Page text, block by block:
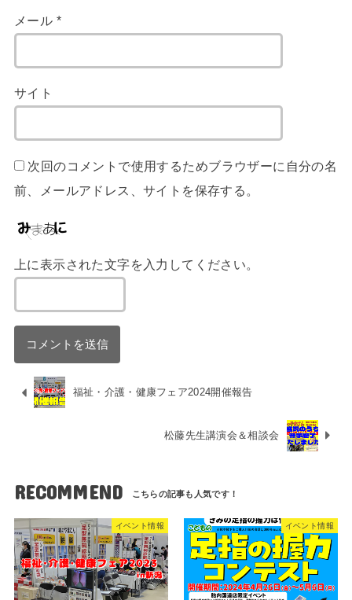
メール *
サイト
次回のコメントで使用するためブラウザーに自分の名
前、メールアドレス、サイトを保存する。
上に表示された文字を入力してください。
福祉・介護・健康フェア2024開催報告
松藤先生講演会＆相談会
RECOMMEND
イベント情報 イベント情報